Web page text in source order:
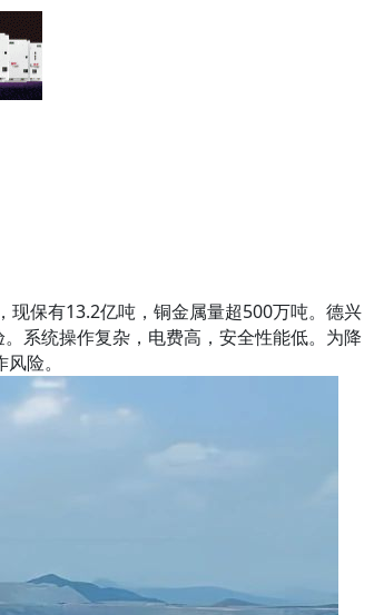
保有13.2亿吨，铜金属量超500万吨。德兴
系统操作复杂，电费高，安全性能低。为降
险。